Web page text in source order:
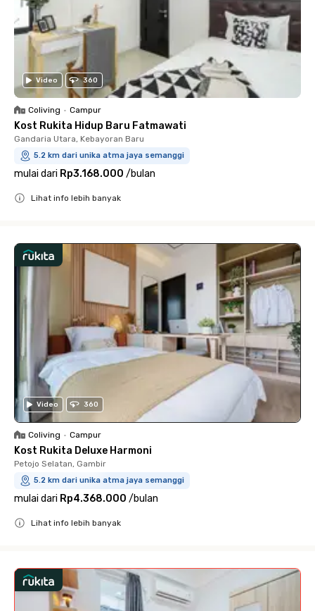
Video 360
Coliving • Campur
Kost Rukita Hidup Baru Fatmawati
Gandaria Utara, Kebayoran Baru
5.2 km dari unika atma jaya semanggi
mulai dari Rp3.168.000 /bulan
Lihat info lebih banyak
Video 360
Coliving • Campur
Kost Rukita Deluxe Harmoni
Petojo Selatan, Gambir
5.2 km dari unika atma jaya semanggi
mulai dari Rp4.368.000 /bulan
Lihat info lebih banyak